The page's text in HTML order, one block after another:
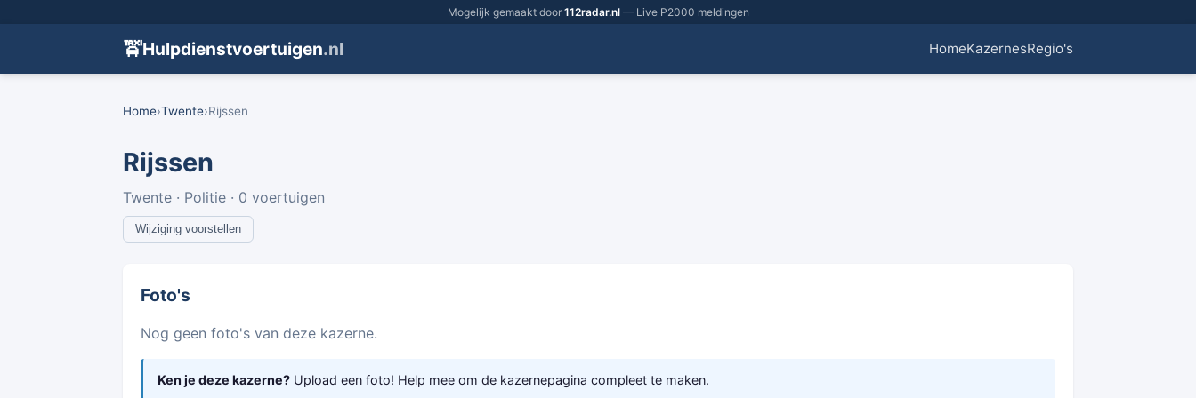
Mogelijk gemaakt door 112radar.nl— Live P2000 meldingen
🚖Hulpdienstvoertuigen.nl HomeKazernesRegio's
Home›Twente›Rijssen
Rijssen
Twente · Politie · 0 voertuigen
Wijziging voorstellen
Foto's
Nog geen foto's van deze kazerne.
Ken je deze kazerne? Upload een foto! Help mee om de kazernepagina compleet te maken.